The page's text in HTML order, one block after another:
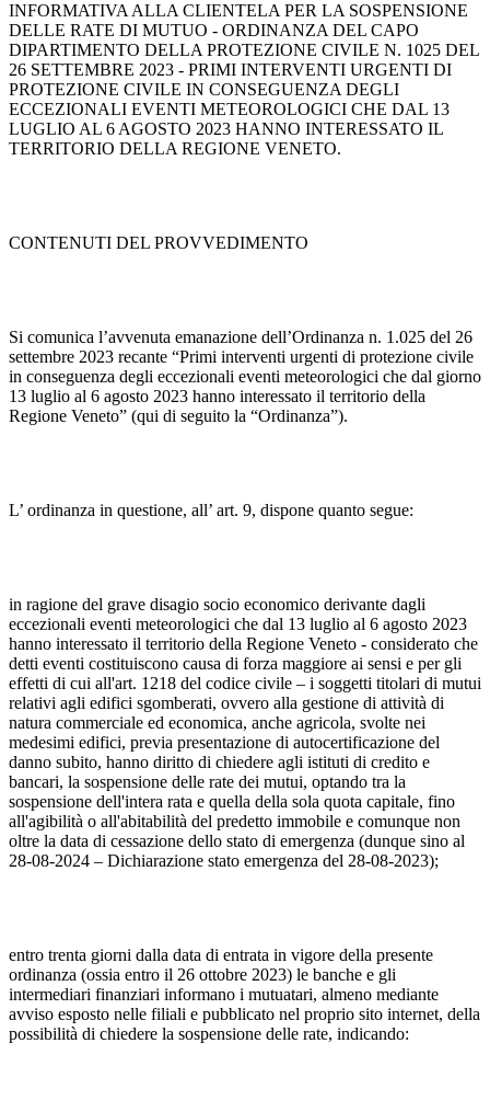
INFORMATIVA ALLA CLIENTELA PER LA SOSPENSIONE
DELLE RATE DI MUTUO - ORDINANZA DEL CAPO
DIPARTIMENTO DELLA PROTEZIONE CIVILE N. 1025 DEL
26 SETTEMBRE 2023 - PRIMI INTERVENTI URGENTI DI
PROTEZIONE CIVILE IN CONSEGUENZA DEGLI
ECCEZIONALI EVENTI METEOROLOGICI CHE DAL 13
LUGLIO AL 6 AGOSTO 2023 HANNO INTERESSATO IL
TERRITORIO DELLA REGIONE VENETO.
CONTENUTI DEL PROVVEDIMENTO
Si comunica l’avvenuta emanazione dell’Ordinanza n. 1.025 del 26
settembre 2023 recante “Primi interventi urgenti di protezione civile
in conseguenza degli eccezionali eventi meteorologici che dal giorno
13 luglio al 6 agosto 2023 hanno interessato il territorio della
Regione Veneto” (qui di seguito la “Ordinanza”).
L’ ordinanza in questione, all’ art. 9, dispone quanto segue:
in ragione del grave disagio socio economico derivante dagli
eccezionali eventi meteorologici che dal 13 luglio al 6 agosto 2023
hanno interessato il territorio della Regione Veneto - considerato che
detti eventi costituiscono causa di forza maggiore ai sensi e per gli
effetti di cui all'art. 1218 del codice civile – i soggetti titolari di mutui
relativi agli edifici sgomberati, ovvero alla gestione di attività di
natura commerciale ed economica, anche agricola, svolte nei
medesimi edifici, previa presentazione di autocertificazione del
danno subito, hanno diritto di chiedere agli istituti di credito e
bancari, la sospensione delle rate dei mutui, optando tra la
sospensione dell'intera rata e quella della sola quota capitale, fino
all'agibilità o all'abitabilità del predetto immobile e comunque non
oltre la data di cessazione dello stato di emergenza (dunque sino al
28-08-2024 – Dichiarazione stato emergenza del 28-08-2023);
entro trenta giorni dalla data di entrata in vigore della presente
ordinanza (ossia entro il 26 ottobre 2023) le banche e gli
intermediari finanziari informano i mutuatari, almeno mediante
avviso esposto nelle filiali e pubblicato nel proprio sito internet, della
possibilità di chiedere la sospensione delle rate, indicando: